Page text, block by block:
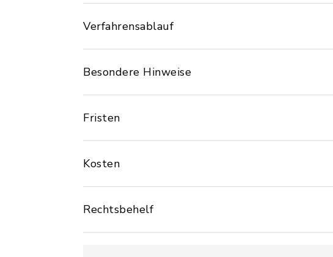
Verfahrensablauf
Besondere Hinweise
Fristen
Kosten
Rechtsbehelf